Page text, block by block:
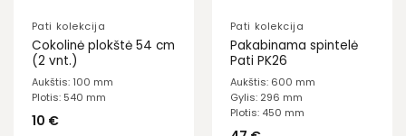
Pati kolekcija
Cokolinė plokštė 54 cm
(2 vnt.)
Aukštis: 100 mm
Plotis: 540 mm
10 €
Pati kolekcija
Pakabinama spintelė
Pati PK26
Aukštis: 600 mm
Gylis: 296 mm
Plotis: 450 mm